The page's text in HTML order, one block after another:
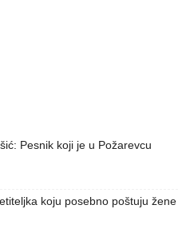
Pesnik koji je u Požarevcu
koju posebno poštuju žene